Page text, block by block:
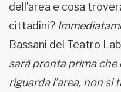
dell’area e cosa
cittadini?
Bassani del Teatro
sarà pronta prima che
riguarda l’area, non